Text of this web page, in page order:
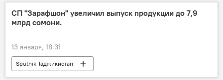
СП "Зарафшон" увеличил выпуск продукции до 7,9
млрд сомони.
13 января, 18:31
Sputnik Таджикистан